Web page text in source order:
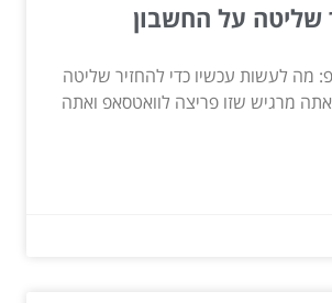
שליטה על החשבון
מה לעשות עכשיו כדי להחזיר שליטה
מרגיש שזו פריצה לוואטסאפ ואתה